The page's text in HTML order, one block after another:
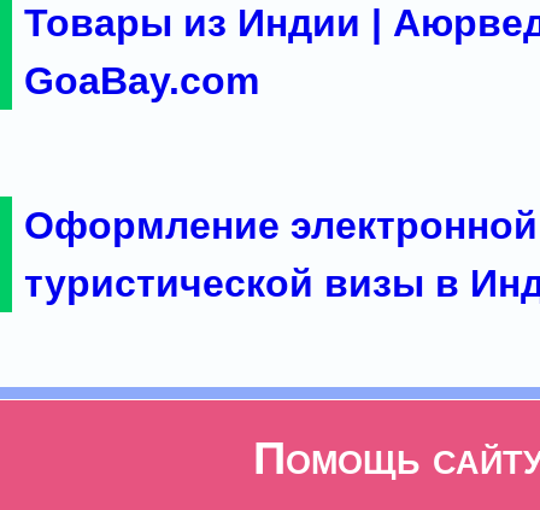
Товары из Индии |
GoaBay.com
Оформление электронной
туристической визы в
Помощь